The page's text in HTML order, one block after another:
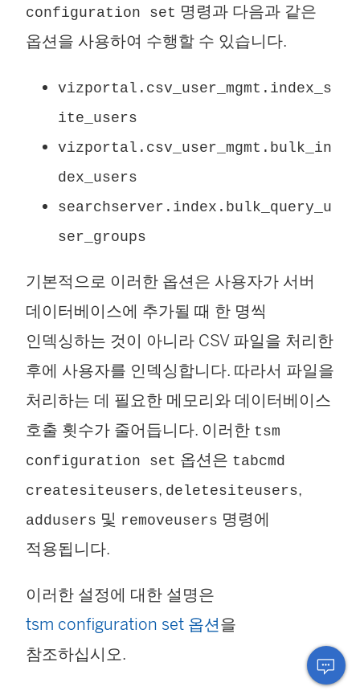
configuration set 명령과 다음과 같은
옵션을 사용하여 수행할 수 있습니다.
vizportal.csv_user_mgmt.index_s
ite_users
vizportal.csv_user_mgmt.bulk_in
dex_users
searchserver.index.bulk_query_u
ser_groups
기본적으로 이러한 옵션은 사용자가 서버
데이터베이스에 추가될 때 한 명씩
인덱싱하는 것이 아니라 CSV 파일을 처리한
후에 사용자를 인덱싱합니다. 따라서 파일을
처리하는 데 필요한 메모리와 데이터베이스
호출 횟수가 줄어듭니다. 이러한 tsm
configuration set 옵션은 tabcmd
createsiteusers, deletesiteusers,
addusers 및 removeusers 명령에
적용됩니다.
이러한 설정에 대한 설명은
tsm configuration set 옵션을
참조하십시오.